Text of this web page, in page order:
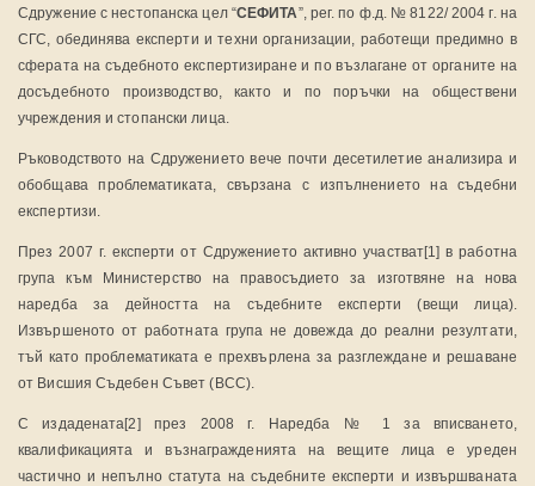
Сдружение с нестопанска цел “СЕФИТА”, рег. по ф.д. № 8122/ 2004 г. на
СГС, обединява експерти и техни организации, работещи предимно в
сферата на съдебното експертизиране и по възлагане от органите на
досъдебното производство, както и по поръчки на обществени
учреждения и стопански лица.
Ръководството на Сдружението вече почти десетилетие анализира и
обобщава проблематиката, свързана с изпълнението на съдебни
експертизи.
През 2007 г. експерти от Сдружението активно участват[1] в работна
група към Министерство на правосъдието за изготвяне на нова
наредба за дейността на съдебните експерти (вещи лица).
Извършеното от работната група не довежда до реални резултати,
тъй като проблематиката е прехвърлена за разглеждане и решаване
от Висшия Съдебен Съвет (ВСС).
С издадената[2] през 2008 г. Наредба № 1 за вписването,
квалификацията и възнагражденията на вещите лица е уреден
частично и непълно статута на съдебните експерти и извършваната